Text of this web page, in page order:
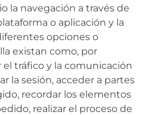
la navegación a través de
o aplicación y la
opciones o
existan como, por
tráfico y la comunicación
la sesión, acceder a partes
recordar los elementos
realizar el proceso de